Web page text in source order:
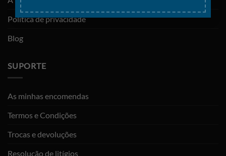
Política de privacidade
Blog
SUPORTE
As minhas encomendas
Termos e Condições
Trocas e devoluções
Resolução de litígios